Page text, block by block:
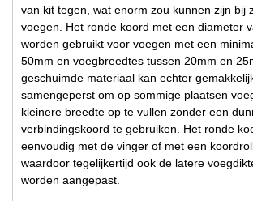
van kit tegen, wat enorm zou kunnen zijn bij
voegen. Het ronde koord met een diameter
worden gebruikt voor voegen met een
50mm en voegbreedtes tussen 20mm en
geschuimde materiaal kan echter
samengeperst om op sommige plaatsen
kleinere breedte op te vullen zonder een
verbindingskoord te gebruiken. Het ronde
eenvoudig met de vinger of met een
waardoor tegelijkertijd ook de latere
worden aangepast.